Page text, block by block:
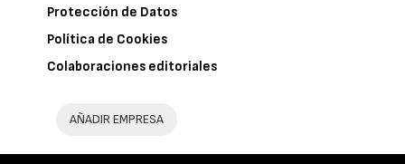
Protección de Datos
Política de Cookies
Colaboraciones editoriales
AÑADIR EMPRESA